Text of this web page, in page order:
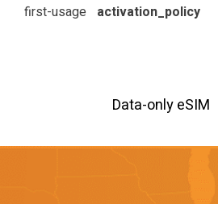
activation_policy
first-usage
Data-only eSIM